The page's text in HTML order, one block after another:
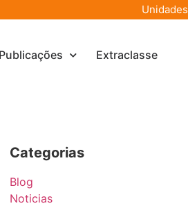
Unidades
Publicações Extraclasse
Categorias
Blog
Noticias